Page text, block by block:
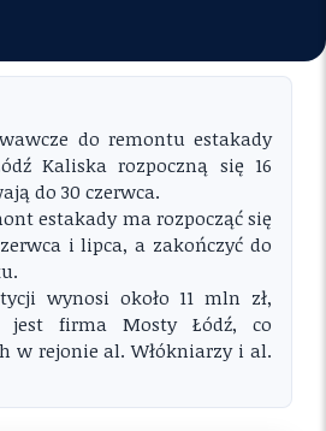
do remontu estakady
Kaliska rozpoczną się 16
do 30 czerwca.
estakady ma rozpocząć się
i lipca, a zakończyć do
wynosi około 11 mln zł,
jest firma Mosty Łódź, co
w rejonie al. Włókniarzy i al.